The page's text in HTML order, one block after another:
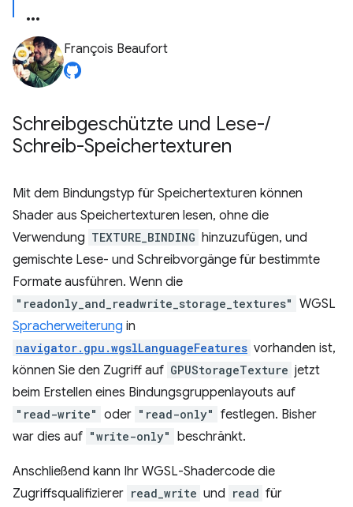
François Beaufort
Schreibgeschützte und Lese-/
Schreib-Speichertexturen
Mit dem Bindungstyp für Speichertexturen können
Shader aus Speichertexturen lesen, ohne die
Verwendung TEXTURE_BINDING hinzuzufügen, und
gemischte Lese- und Schreibvorgänge für bestimmte
Formate ausführen. Wenn die
"readonly_and_readwrite_storage_textures" WGSL
Spracherweiterung in
navigator.gpu.wgslLanguageFeatures vorhanden ist,
können Sie den Zugriff auf GPUStorageTexture jetzt
beim Erstellen eines Bindungsgruppenlayouts auf
"read-write" oder "read-only" festlegen. Bisher
war dies auf "write-only" beschränkt.
Anschließend kann Ihr WGSL-Shadercode die
Zugriffsqualifizierer read_write und read für